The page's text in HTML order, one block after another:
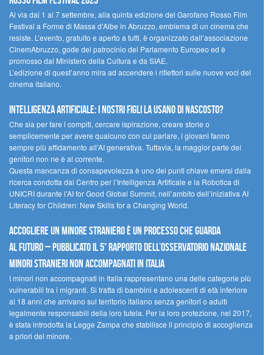
Al via dal 1 al 7 settembre, alla quinta edizione del Garofano Rosso Film
Festival a Forme di Massa d’Albe in Abruzzo, emblema di un cinema che
resiste. L’evento, gratuito e aperto a tutti, è organizzato dall’associazione
CinemAbruzzo, gode del patrocinio del Parlamento Europeo ed è
promosso dal Ministero della Cultura e da SIAE.
L’edizione di quest’anno mira ad accendere i riflettori sulle nuove voci del
cinema italiano.
Intelligenza artificiale: i nostri figli la usano di nascosto?
Che sia per fare i compiti, cercare ispirazione, creare storie o
semplicemente per avere qualcuno con cui parlare, i giovani fanno
sempre più affidamento all’AI generativa. Tuttavia, la maggior parte dei
genitori non ne è al corrente.
Questa mancanza di consapevolezza è uno dei punti chiave emersi dalla
ricerca condotta dal Centro per l’Intelligenza Artificale e la Robotica di
UNICRI durante l’AI for Good Global Summit, nell’ambito dell’iniziativa AI
Literacy for Children: New Skills for a Changing World.
Accogliere un minore straniero è un processo che guarda
al futuro – Pubblicato il 5° rapporto dell’Osservatorio Nazionale
Minori Stranieri Non Accompagnati in Italia
I minori non accompagnati in Italia rappresentano una delle categorie più
vulnerabili tra i migranti. Si tratta di bambini e adolescenti di età inferiore
ai 18 anni che arrivano sul territorio italiano senza genitori o adulti
legalmente responsabili della loro tutela. Per la loro protezione, nel 2017,
è stata introdotta la Legge Zampa che stabilisce il principio di accoglienza
a priori del minore.